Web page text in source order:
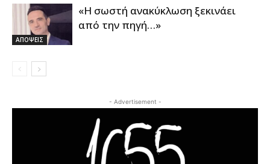
ΑΠΟΨΕΙΣ
«Η σωστή ανακύκλωση ξεκινάει
από την πηγή…»
- Advertisement -